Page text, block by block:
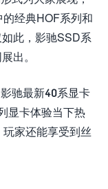
经典HOF系列和
此，影驰SSD系
出。
驰最新40系显卡
显卡体验当下热
家还能享受到丝